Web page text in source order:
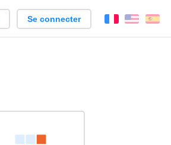
Se connecter FrançaisEnglish